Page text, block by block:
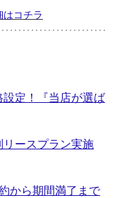
コチラ
定！『当店が選ば
ースプラン実施
から期間満了まで